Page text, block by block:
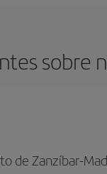
sobre
de Zanzíbar-